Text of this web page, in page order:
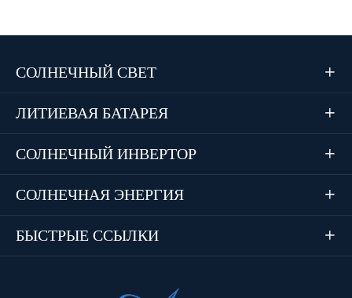
СОЛНЕЧНЫЙ СВЕТ 
ЛИТИЕВАЯ БАТАРЕЯ 
СОЛНЕЧНЫЙ ИНВЕРТОР 
СОЛНЕЧНАЯ ЭНЕРГИЯ 
БЫСТРЫЕ ССЫЛКИ 